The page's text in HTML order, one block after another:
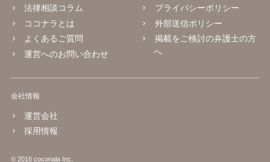
法律相談コラム
ココナラとは
よくあるご質問
運営へのお問い合わせ
プライバシーポリシー
外部送信ポリシー
掲載をご検討の弁護士の方
へ
会社情報
運営会社
採用情報
© 2016 coconala Inc.